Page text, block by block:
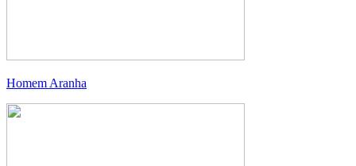
Homem Aranha